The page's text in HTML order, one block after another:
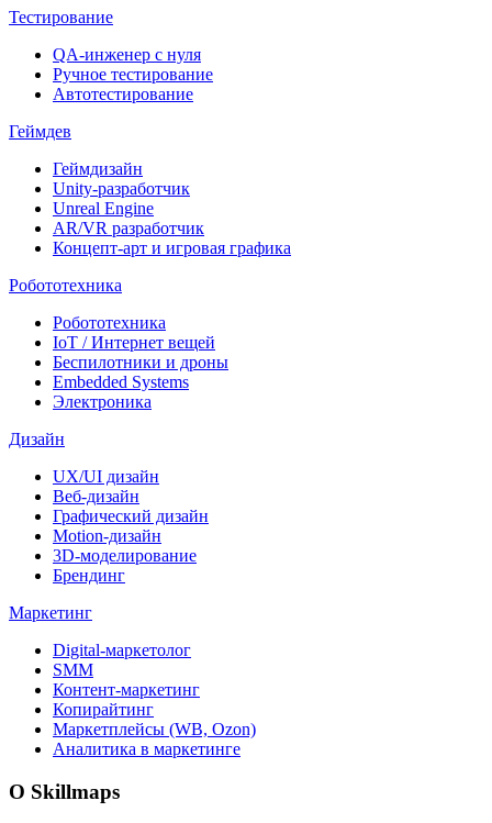
Тестирование
QA-инженер с нуля
Ручное тестирование
Автотестирование
Геймдев
Геймдизайн
Unity-разработчик
Unreal Engine
AR/VR разработчик
Концепт-арт и игровая графика
Робототехника
Робототехника
IoT / Интернет вещей
Беспилотники и дроны
Embedded Systems
Электроника
Дизайн
UX/UI дизайн
Веб-дизайн
Графический дизайн
Motion-дизайн
3D-моделирование
Брендинг
Маркетинг
Digital-маркетолог
SMM
Контент-маркетинг
Копирайтинг
Маркетплейсы (WB, Ozon)
Аналитика в маркетинге
О Skillmaps